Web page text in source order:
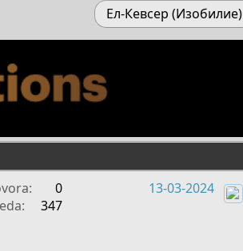
Ел-Кевсер (Изобилие)
0
347
13-03-2024